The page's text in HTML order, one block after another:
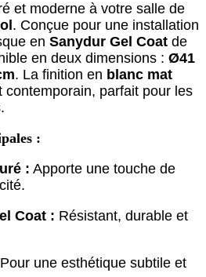
et moderne à votre salle de
. Conçue pour une installation
en Sanydur Gel Coat de
en deux dimensions : Ø41
. La finition en blanc mat
contemporain, parfait pour les
:
: Apporte une touche de
Coat : Résistant, durable et
Pour une esthétique subtile et